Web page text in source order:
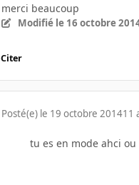
merci beaucoup
Modifié le 16 octobre
Citer
Posté(e) le 19 octobre 201411
tu es en mode ahci ou